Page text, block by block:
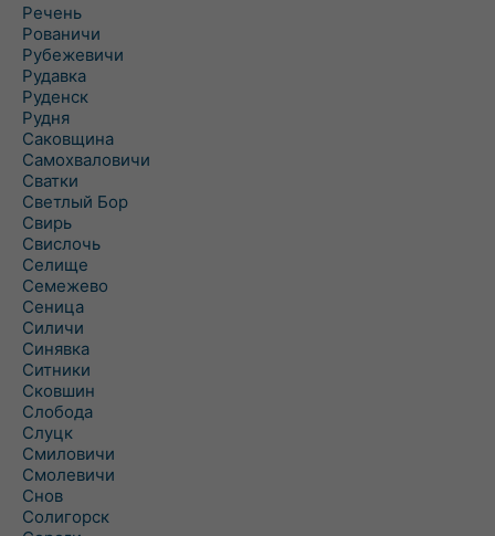
Речень
Рованичи
Рубежевичи
Рудавка
Руденск
Рудня
Саковщина
Самохваловичи
Сватки
Светлый Бор
Свирь
Свислочь
Селище
Семежево
Сеница
Силичи
Синявка
Ситники
Сковшин
Слобода
Слуцк
Смиловичи
Смолевичи
Снов
Солигорск